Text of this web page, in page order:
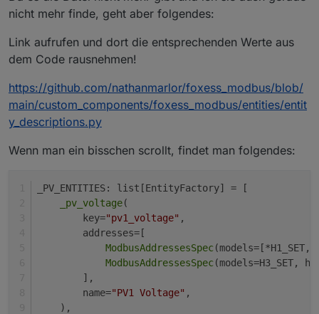
Einstellungen jeweils speichern und den Elfin neu
starten.
nicht mehr finde, geht aber folgendes:
Link aufrufen und dort die entsprechenden Werte aus
dem Code rausnehmen!
https://github.com/nathanmarlor/foxess_modbus/blob/
main/custom_components/foxess_modbus/entities/entit
y_descriptions.py
Wenn man ein bisschen scrollt, findet man folgendes:
_PV_ENTITIES: list[EntityFactory] = [
_pv_voltage(
        key=
"pv1_voltage" ,
        addresses=[
ModbusAddressesSpec
ModbusAddressesSpec(models=H3_SET,
        ],
        name=
"PV1 Voltage" ,
    ),